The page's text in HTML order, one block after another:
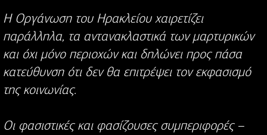
Η Οργάνωση του Ηρακλείου χαιρετίζει
παράλληλα, τα αντανακλαστικά των μαρτυρικών
και όχι μόνο περιοχών και δηλώνει προς πάσα
κατεύθυνση ότι δεν θα επιτρέψει τον εκφασισμό
της κοινωνίας.
Οι φασιστικές και φασίζουσες συμπεριφορές –